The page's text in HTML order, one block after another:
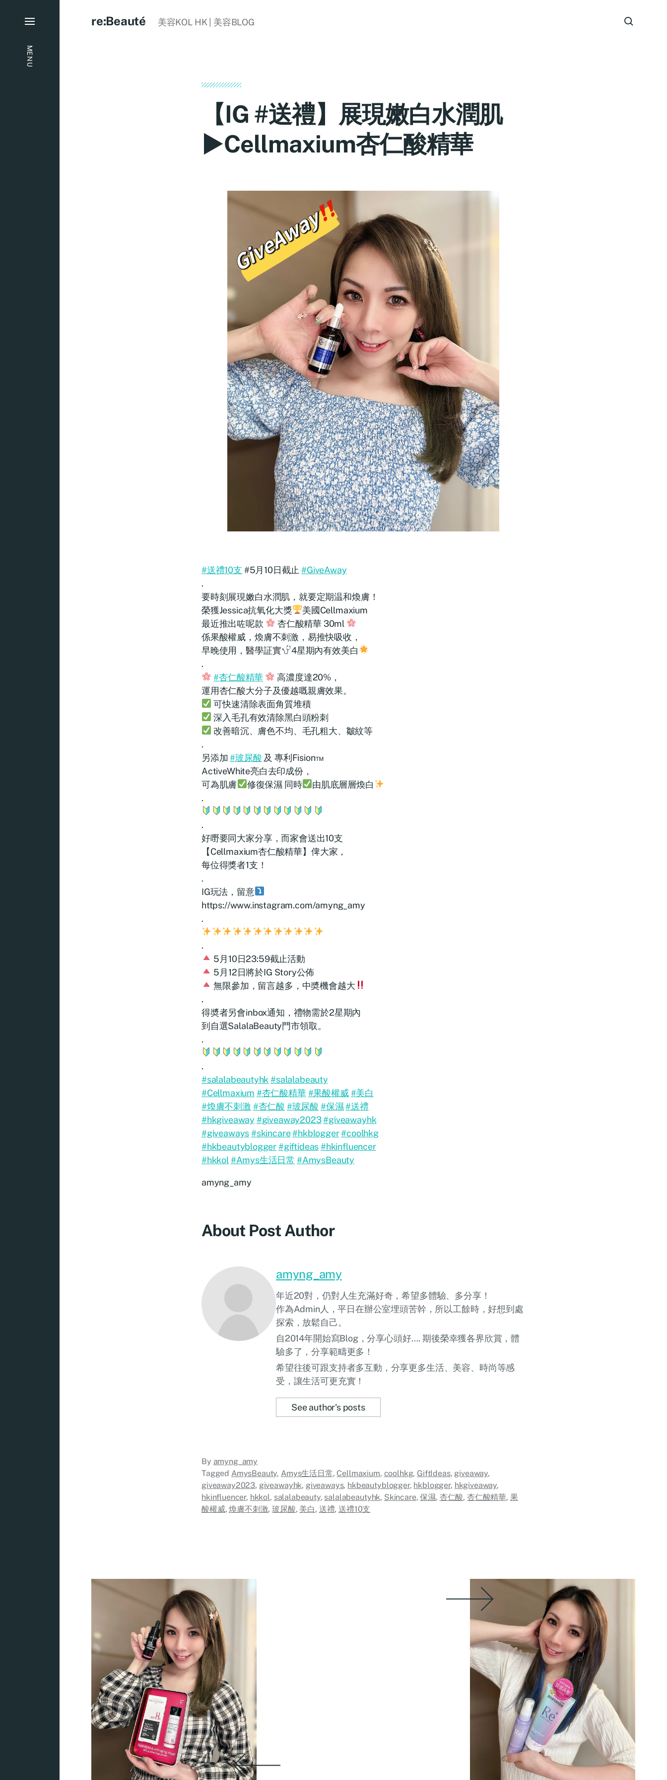
MENU
re:Beauté 美容KOL HK | 美容BLOG
【IG #送禮】展現嫩白水潤肌
►Cellmaxium杏仁酸精華
#送禮10支 #5月10日截止#GiveAway
.
要時刻展現嫩白水潤肌，就要定期温和煥膚！
榮獲Jessica抗氧化大獎
美國Cellmaxium
最近推出咗呢款
杏仁酸精華 30ml
係果酸權威，煥膚不刺激，易推快吸收，
早晚使用，醫學証實
4星期內有效美白
.
#杏仁酸精華
高濃度達20%，
運用杏仁酸大分子及優越嘅親膚效果。
可快速清除表面角質堆積
深入毛孔有效清除黑白頭粉刺
改善暗沉、膚色不均、毛孔粗大、皺紋等
.
另添加#玻尿酸 及 專利Fision™
ActiveWhite亮白去印成份，
可為肌膚
修復保濕 同時
由肌底層層煥白
.
.
好嘢要同大家分享，而家會送出10支
【Cellmaxium杏仁酸精華】俾大家，
每位得獎者1支！
.
IG玩法，留意
https://www.instagram.com/amyng_amy
.
.
5月10日23:59截止活動
5月12日將於IG Story公佈
無限參加，留言越多，中奬機會越大
.
得奬者另會inbox通知，禮物需於2星期內
到自選SalalaBeauty門市領取。
.
.
#salalabeautyhk #salalabeauty
#Cellmaxium #杏仁酸精華 #果酸權威 #美白
#煥膚不刺激 #杏仁酸 #玻尿酸 #保濕#送禮
#hkgiveaway #giveaway2023#giveawayhk
#giveaways#skincare#hkblogger#coolhkg
#hkbeautyblogger#giftideas#hkinfluencer
#hkkol #Amys生活日常 #AmysBeauty
amyng_amy
About Post Author
amyng_amy
年近20對，仍對人生充滿好奇，希望多體驗、多分享！
作為Admin人，平日在辦公室埋頭苦幹，所以工餘時，好想到處
探索，放鬆自己。
自2014年開始寫Blog，分享心頭好…. 期後榮幸獲各界欣賞，體
驗多了，分享範疇更多！
希望往後可跟支持者多互動，分享更多生活、美容、時尚等感
受，讓生活可更充實！
See author's posts
By amyng_amy
Tagged AmysBeauty, Amys生活日常, Cellmaxium, coolhkg, GiftIdeas, giveaway,
giveaway2023, giveawayhk, giveaways, hkbeautyblogger, hkblogger, hkgiveaway,
hkinfluencer, hkkol, salalabeauty, salalabeautyhk, Skincare,保濕, 杏仁酸, 杏仁酸精華, 果
酸權威,煥膚不刺激,玻尿酸, 美白 , 送禮,送禮10支